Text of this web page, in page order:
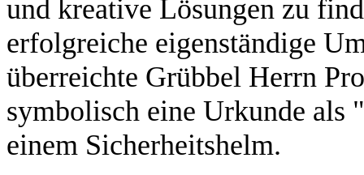
und kreative Lösungen zu
erfolgreiche eigenständige
überreichte Grübbel Herrn
symbolisch eine Urkunde als
einem Sicherheitshelm.